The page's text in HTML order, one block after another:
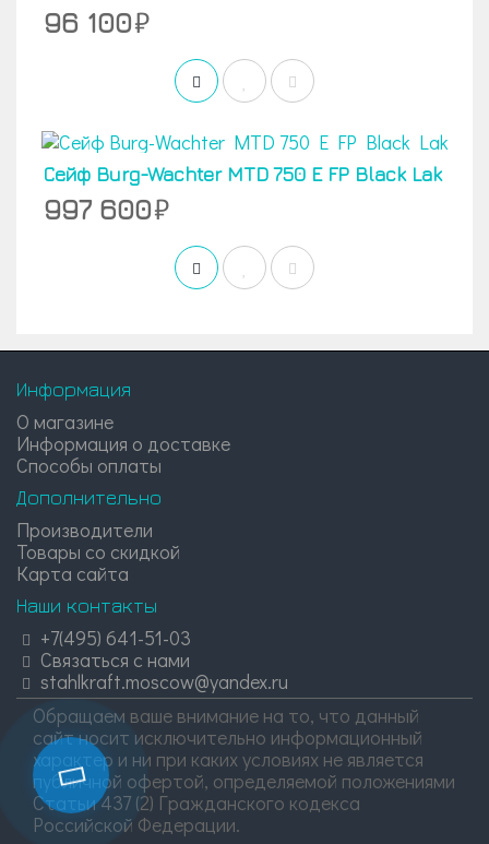
96 100
Сейф Burg-Wachter MTD 750 E FP Black Lak
997 600
Информация
О магазине
Информация о доставке
Способы оплаты
Дополнительно
Производители
Товары со скидкой
Карта сайта
Наши контакты
+7(495) 641-51-03
Связаться с нами
stahlkraft.moscow@yandex.ru
Обращаем ваше внимание на то, что данный
сайт носит исключительно информационный
характер и ни при каких условиях не является
публичной офертой, определяемой положениями
Статьи 437 (2) Гражданского кодекса
Российской Федерации.